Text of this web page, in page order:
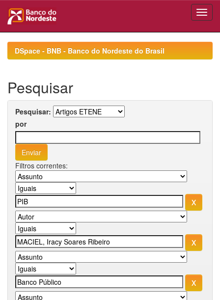
navigationDSpace - BNB - Banco do Nordeste do Brasil
Pesquisar
Pesquisar:
por
Filtros correntes: